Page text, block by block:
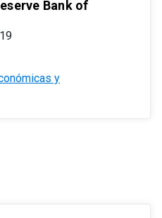
Bank of
y